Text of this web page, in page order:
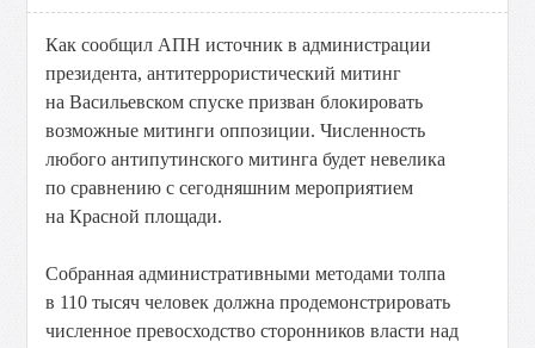
Как сообщил АПН источник в администрации
президента, антитеррористический митинг
на Васильевском спуске призван блокировать
возможные митинги оппозиции. Численность
любого антипутинского митинга будет невелика
по сравнению с сегодняшним мероприятием
на Красной площади.
Собранная административными методами толпа
в 110 тысяч человек должна продемонстрировать
численное превосходство сторонников власти над